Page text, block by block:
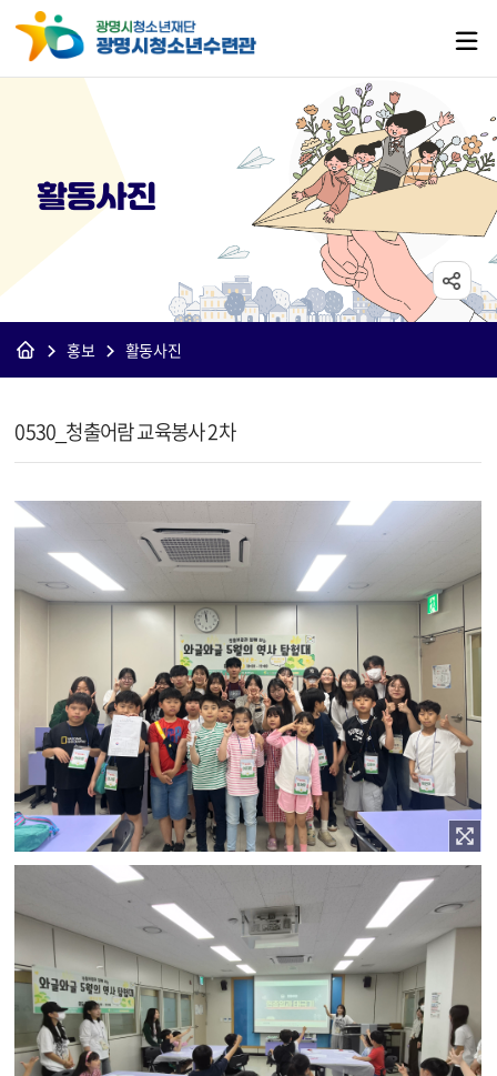
활동사진
홍보 활동사진
0530_청출어람 교육봉사 2차
이미지 확대보기